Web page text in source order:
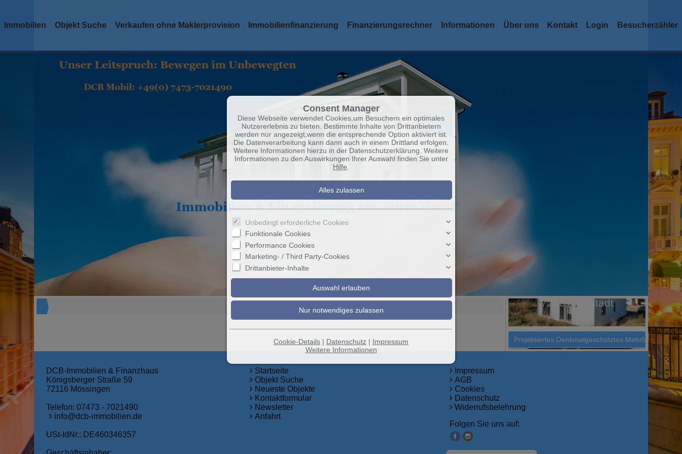
Immobilien Objekt Suche Verkaufen ohne Maklerprovision Immobilienfinanzierung Finanzierungsrechner Informationen Über uns Kontakt Login Besucherzähler
DCB-Immobilien & Finanzhaus
Königsberger Straße 59
72116 Mössingen
Telefon:07473 - 7021490
info@dcb-immobilien.de
USt-IdNr.: DE460346357
Startseite
Objekt Suche
Neueste Objekte
Kontaktformular
Newsletter
Anfahrt
Impressum
AGB
Cookies
Datenschutz
Widerrufsbelehrung
Folgen Sie uns auf:
Consent Manager
Diese Webseite verwendet Cookies,um Besuchern ein optimales
Nutzererlebnis zu bieten. Bestimmte Inhalte von Drittanbietern
werden nur angezeigt,wenn die entsprechende Option aktiviert ist.
Die Datenverarbeitung kann dann auch in einem Drittland erfolgen.
Weitere Informationen hierzu in der Datenschutzerklärung. Weitere
Informationen zu den Auswirkungen Ihrer Auswahl finden Sie unter
Hilfe
Unbedingt erforderliche Cookies
Funktionale Cookies
Performance Cookies
Marketing- / Third Party-Cookies
Drittanbieter-Inhalte
Cookie-Details | Datenschutz | Impressum
Weitere Informationen
Um fortfahren zu können,müssen Sie eine Cookie-Auswahl
Nachfolgend erhalten Sie eine Erläuterung der
Jedes Cookie wie z.B. Tracking- und Analytische-Cookies
Es werden nur Drittanbieter-Inhalte oder die Cookie-
Es werden nur die technisch notwendigen Cookies
Sie können Ihre Cookie-Einstellung jederzeit hier
Impressum
zurück